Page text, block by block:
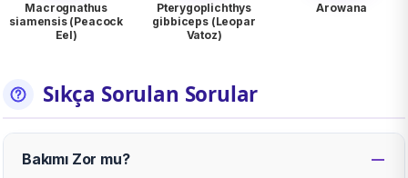
Macrognathus
siamensis (Peacock
Eel)
Pterygoplichthys
gibbiceps (Leopar
Vatoz)
Arowana
Sıkça Sorulan Sorular
Bakımı Zor mu?